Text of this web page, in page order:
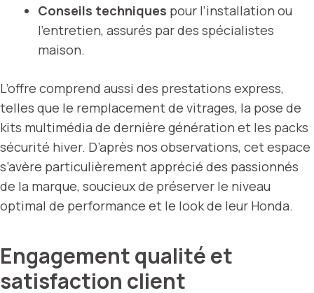
Conseils techniques pour l’installation ou
l’entretien, assurés par des spécialistes
maison.
L’offre comprend aussi des prestations express,
telles que le remplacement de vitrages, la pose de
kits multimédia de dernière génération et les packs
sécurité hiver. D’après nos observations, cet espace
s’avère particulièrement apprécié des passionnés
de la marque, soucieux de préserver le niveau
optimal de performance et le look de leur Honda.
Engagement qualité et
satisfaction client